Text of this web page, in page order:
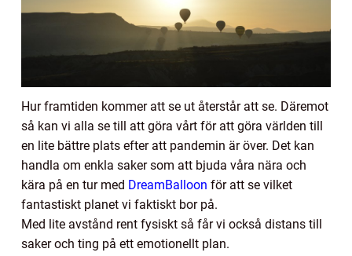
Hur framtiden kommer att se ut återstår att se. Däremot
så kan vi alla se till att göra vårt för att göra världen till
en lite bättre plats efter att pandemin är över. Det kan
handla om enkla saker som att bjuda våra nära och
kära på en tur med DreamBalloon för att se vilket
fantastiskt planet vi faktiskt bor på.
Med lite avstånd rent fysiskt så får vi också distans till
saker och ting på ett emotionellt plan.